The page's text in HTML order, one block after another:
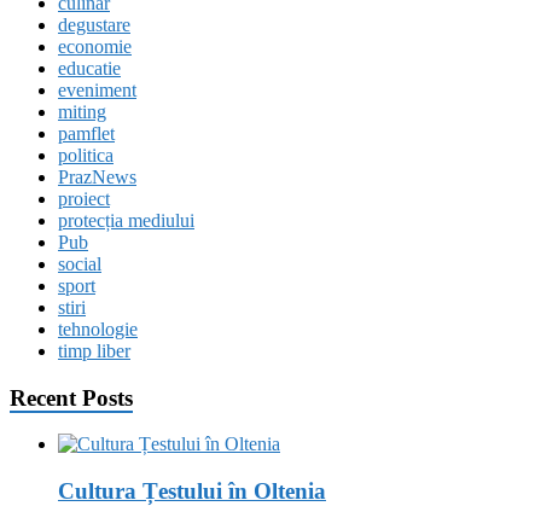
degustare
economie
educatie
eveniment
miting
pamflet
politica
PrazNews
proiect
protecția mediului
Pub
social
sport
stiri
tehnologie
timp liber
Recent Posts
Cultura Țestului în Oltenia